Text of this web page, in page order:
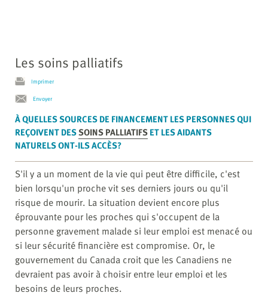
Les soins palliatifs
Imprimer
Envoyer
À QUELLES SOURCES DE FINANCEMENT LES PERSONNES QUI
REÇOIVENT DESSOINS PALLIATIFSET LES AIDANTS
NATURELS ONT-ILS ACCÈS?
S'il y a un moment de la vie qui peut être difficile, c'est
bien lorsqu'un proche vit ses derniers jours ou qu'il
risque de mourir. La situation devient encore plus
éprouvante pour les proches qui s'occupent de la
personne gravement malade si leur emploi est menacé ou
si leur sécurité financière est compromise. Or, le
gouvernement du Canada croit que les Canadiens ne
devraient pas avoir à choisir entre leur emploi et les
besoins de leurs proches.